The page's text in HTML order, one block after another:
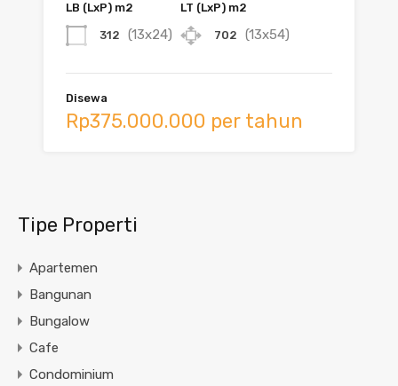
LB (LxP) m2
312 (13x24)
LT (LxP) m2
702 (13x54)
Disewa
Rp375.000.000 per tahun
Tipe Properti
Apartemen
Bangunan
Bungalow
Cafe
Condominium